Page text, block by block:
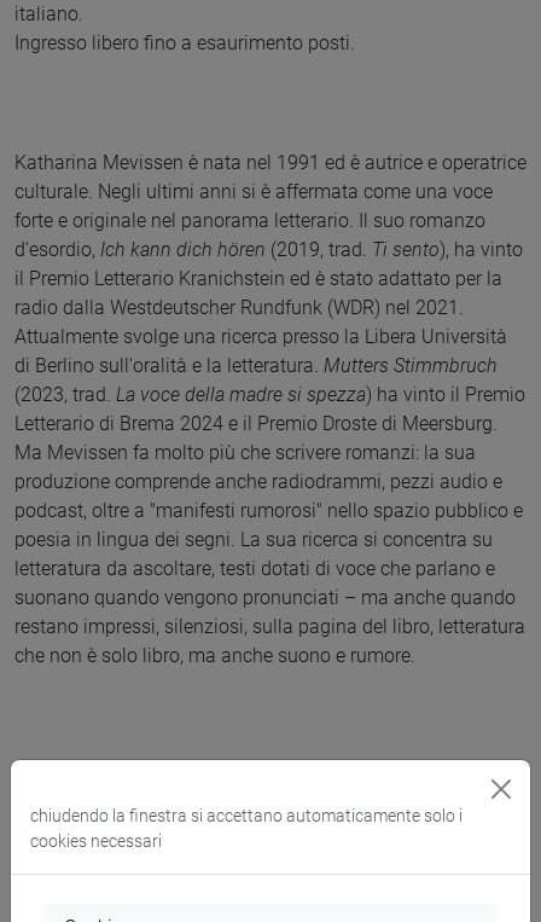
italiano.
Ingresso libero fino a esaurimento posti.
Katharina Mevissen è nata nel 1991 ed è autrice e operatrice
culturale. Negli ultimi anni si è affermata come una voce
forte e originale nel panorama letterario. Il suo romanzo
d'esordio, Ich kann dich hören (2019, trad. Ti sento), ha vinto
il Premio Letterario Kranichstein ed è stato adattato per la
radio dalla Westdeutscher Rundfunk (WDR) nel 2021.
Attualmente svolge una ricerca presso la Libera Università
di Berlino sull'oralità e la letteratura. Mutters Stimmbruch
(2023, trad. La voce della madre si spezza) ha vinto il Premio
Letterario di Brema 2024 e il Premio Droste di Meersburg.
Ma Mevissen fa molto più che scrivere romanzi: la sua
produzione comprende anche radiodrammi, pezzi audio e
podcast, oltre a "manifesti rumorosi" nello spazio pubblico e
poesia in lingua dei segni. La sua ricerca si concentra su
letteratura da ascoltare, testi dotati di voce che parlano e
suonano quando vengono pronunciati – ma anche quando
restano impressi, silenziosi, sulla pagina del libro, letteratura
che non è solo libro, ma anche suono e rumore.
Engagement 2026.
chiudendo la finestra si accettano automaticamente solo i
cookies necessari